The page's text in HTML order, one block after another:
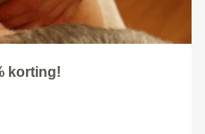
korting!